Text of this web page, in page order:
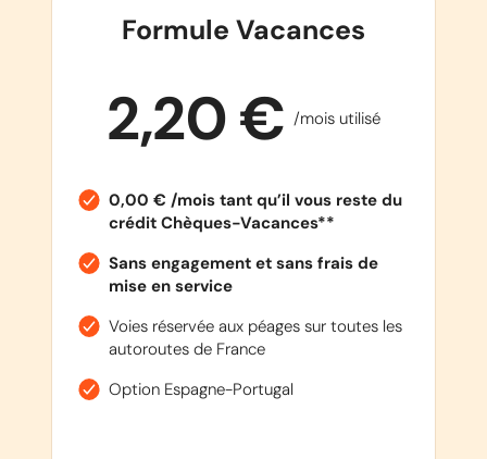
Formule Vacances
2,20 € /mois utilisé
0,00 € /mois tant qu’il vous reste du
crédit Chèques-Vacances**
Sans engagement et sans frais de
mise en service
Voies réservée aux péages sur toutes les
autoroutes de France
Option Espagne-Portugal